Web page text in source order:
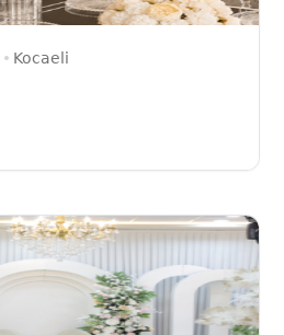
Kocaeli